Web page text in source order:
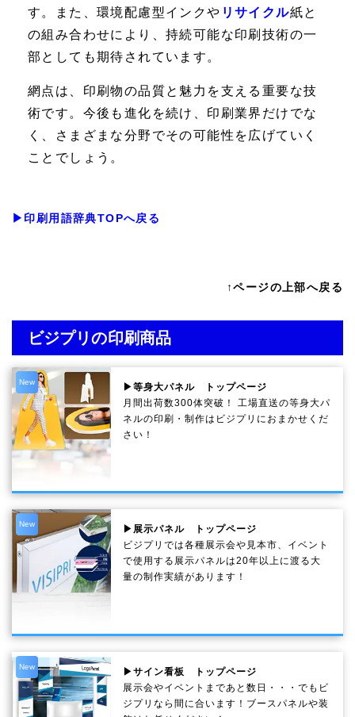
す。また、環境配慮型インクや リサイクル紙と
の組み合わせにより、持続可能な印刷技術の一
部としても期待されています。
網点は、印刷物の品質と魅力を支える重要な技
術です。今後も進化を続け、印刷業界だけでな
く、さまざまな分野でその可能性を広げていく
ことでしょう。
▶印刷用語辞典TOPへ戻る
↑ページの上部へ戻る
ビジプリの印刷商品
New
▶等身大パネル トップページ
月間出荷数300体突破！ 工場直送の等身大パ
ネルの印刷・制作は ビジプリ におまかせくだ
さい！
New
▶展示パネル トップページ
ビジプリでは各種展示会や見本市、イベント
で使用する展示パネルは20年以上に渡る大
量の制作実績があります！
New
▶サイン看板 トップページ
展示会やイベントまであと数日・・・でもビ
ジプリなら間に合います！ブースパネルや装